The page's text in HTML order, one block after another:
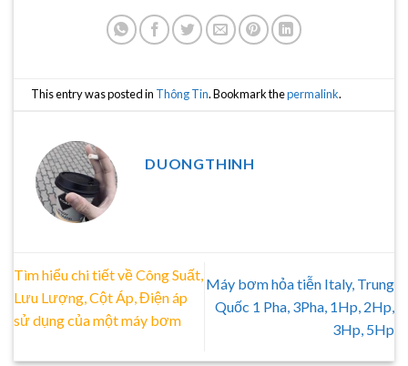
This entry was posted in Thông Tin. Bookmark thepermalink.
DUONGTHINH
Tìm hiểu chi tiết về Công Suất,
Lưu Lượng, Cột Áp, Điện áp
sử dụng của một máy bơm
Máy bơm hỏa tiễn Italy, Trung
Quốc 1 Pha, 3Pha, 1Hp, 2Hp,
3Hp, 5Hp